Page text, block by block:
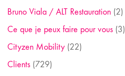
Bruno Viala / ALT Restauration (2)
Ce que je peux faire pour vous (3)
Cityzen Mobility (22)
Clients (729)